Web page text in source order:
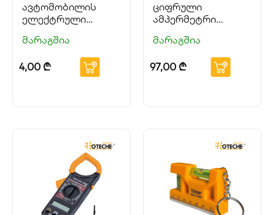
ავტომობილის
ელექტრული
HOTECHE
მარაგშია
4,00 ₾
ციფრული
ამპერმეტრი
HOTECHE
მარაგშია
97,00 ₾